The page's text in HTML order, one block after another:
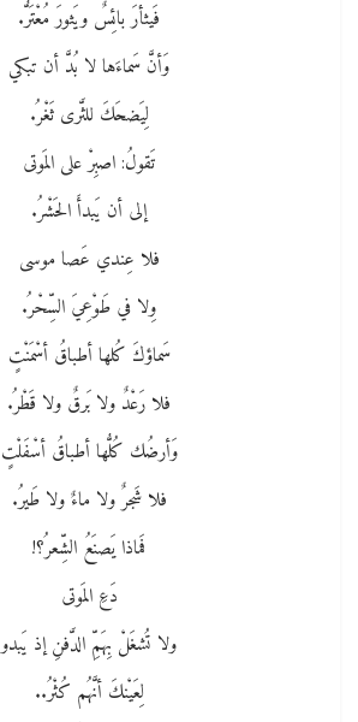
فَيثأرَ بائِسٌ ويَثورَ مُعْتَرُّ.
وَأنَّ سَماءَها لا بُدَّ أن تبكي
لِيَضحَكَ للثَّرى ثَغْرُ.
تَقولُ: اصبِرْ على المَوتى
إلى أن يَبدأَ الحَشْرُ.
فلا عِندي عَصا موسى
وِلا في طَوْعِيَ السِّحْرُ.
سَماؤكَ كُلها أطباقُ أسْمَنْتٍ
فلا رَعْدٌ ولا بَرقٌ ولا قَطْرُ.
وَأرضُك كُلُّها أطباقُ أسْفَلْتٍ
فلا شَجرٌ ولا ماءٌ ولا طَيرُ.
فَماذا يَصنَعُ الشِّعرُ؟!
دَعِ المَوتى
ولا تُشغَلْ بِهَمِّ الدَّفنِ إذ يَبدو
لِعَيْنكَ أنَّهُم كُثْرُ..